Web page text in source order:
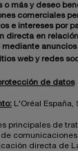
o más y deseo
comerciales
e intereses por
directa en
mediante
web y redes
de datos
L'Oréal España,
principales de
de
directa de